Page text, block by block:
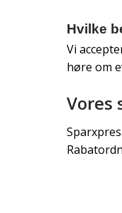
Hvilke
Vi
høre om
Vores
Sparxpres.